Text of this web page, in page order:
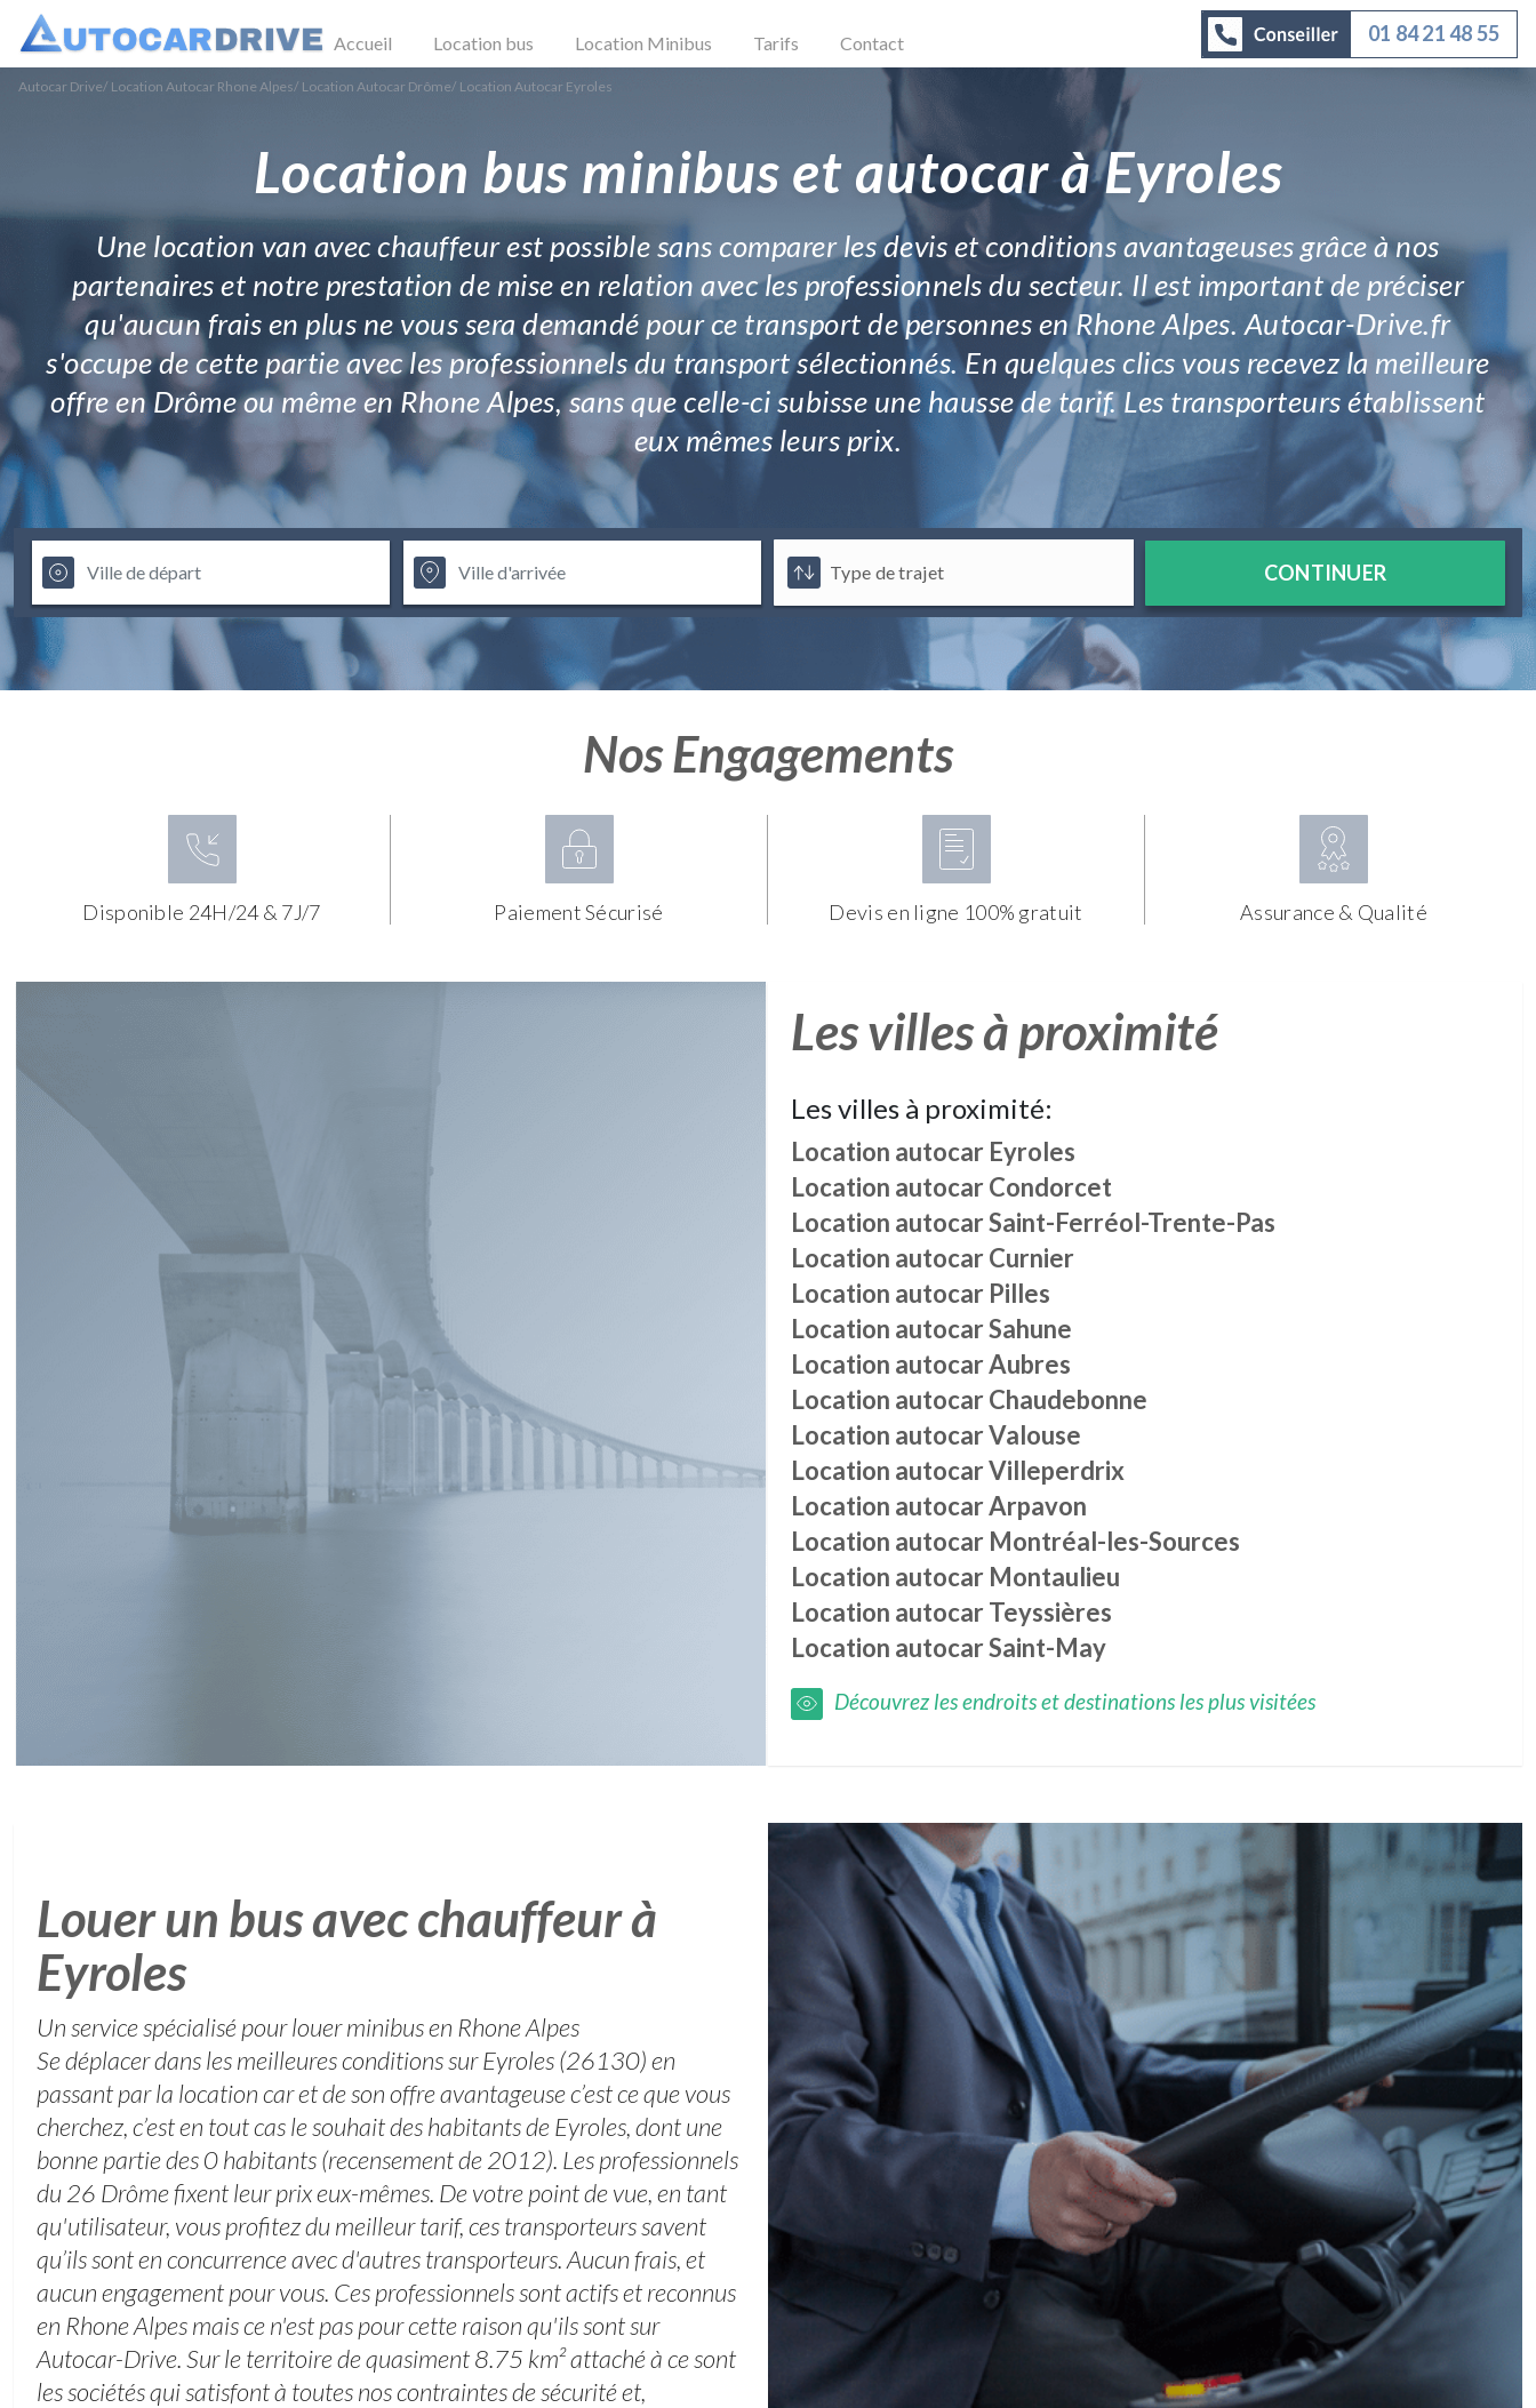
Accueil Location bus Location Minibus Tarifs Contact 01 84 21 48 55
Autocar Drive/ Location Autocar Rhone Alpes/ Location Autocar Drôme/ Location Autocar Eyroles
Location bus minibus et autocar à Eyroles
Une location van avec chauffeur est possible sans comparer les devis et conditions avantageuses grâce à nos
partenaires et notre prestation de mise en relation avec les professionnels du secteur. Il est important de préciser
qu'aucun frais en plus ne vous sera demandé pour ce transport de personnes en Rhone Alpes. Autocar-Drive.fr
s'occupe de cette partie avec les professionnels du transport sélectionnés. En quelques clics vous recevez la meilleure
offre en Drôme ou même en Rhone Alpes, sans que celle-ci subisse une hausse de tarif. Les transporteurs établissent
eux mêmes leurs prix.
CONTINUER
Nos Engagements
Disponible 24H/24 & 7J/7 Paiement Sécurisé Devis en ligne 100% gratuit Assurance & Qualité
Les villes à proximité
Les villes à proximité:
Location autocar Eyroles
Location autocarCondorcet
Location autocarSaint-Ferréol-Trente-Pas
Location autocarCurnier
Location autocar Pilles
Location autocarSahune
Location autocarAubres
Location autocarChaudebonne
Location autocarValouse
Location autocarVilleperdrix
Location autocarArpavon
Location autocar Montréal-les-Sources
Location autocar Montaulieu
Location autocarTeyssières
Location autocarSaint-May
Découvrez les endroits et destinations les plus visitées
Louer un bus avec chauffeur à
Eyroles
Un service spécialisé pour louer minibus en Rhone Alpes
Se déplacer dans les meilleures conditions sur Eyroles (26130) en
passant par la location car et de son offre avantageuse c’est ce que vous
cherchez, c’est en tout cas le souhait des habitants de Eyroles, dont une
bonne partie des 0 habitants (recensement de 2012). Les professionnels
du 26 Drôme fixent leur prix eux-mêmes. De votre point de vue, en tant
qu'utilisateur, vous profitez du meilleur tarif, ces transporteurs savent
qu’ils sont en concurrence avec d'autres transporteurs. Aucun frais, et
aucun engagement pour vous. Ces professionnels sont actifs et reconnus
en Rhone Alpes mais ce n'est pas pour cette raison qu'ils sont sur
Autocar-Drive. Sur le territoire de quasiment 8.75 km² attaché à ce sont
les sociétés qui satisfont à toutes nos contraintes de sécurité et,